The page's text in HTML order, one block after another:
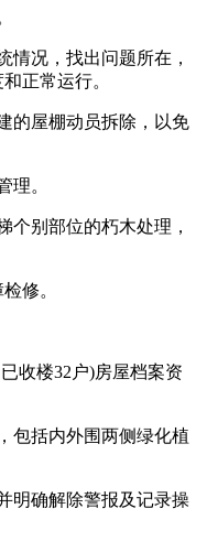
情况，找出问题所在，
正常运行。
的屋棚动员拆除，以免
理。
个别部位的朽木处理，
修。
收楼32户)房屋档案资
包括内外围两侧绿化植
明确解除警报及记录操